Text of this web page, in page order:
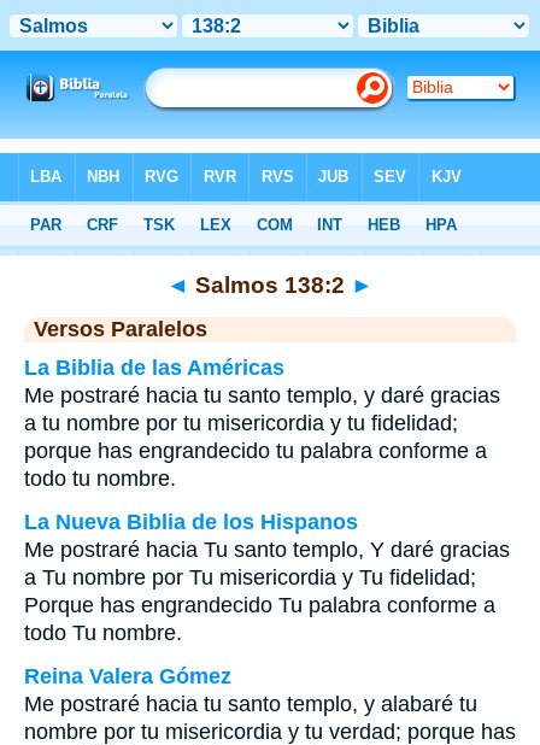
>Salmos Capítulo 138 > Verso 2
◄ Salmos 138:2 ►
Versos Paralelos
La Biblia de las Américas
Me postraré hacia tu santo templo, y daré gracias
a tu nombre por tu misericordia y tu fidelidad;
porque has engrandecido tu palabra conforme a
todo tu nombre.
La Nueva Biblia de los Hispanos
Me postraré hacia Tu santo templo, Y daré gracias
a Tu nombre por Tu misericordia y Tu fidelidad;
Porque has engrandecido Tu palabra conforme a
todo Tu nombre.
Reina Valera Gómez
Me postraré hacia tu santo templo, y alabaré tu
nombre por tu misericordia y tu verdad; porque has